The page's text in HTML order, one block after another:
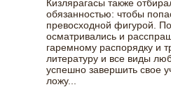
Кизлярагасы также
обязанностью: чтобы
превосходной фигурой.
осматривались и
гаремному распорядку и
литературу и все виды
успешно завершить свое
ложу...